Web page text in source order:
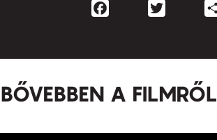
Facebook
BŐVEBBEN A FILMRŐL